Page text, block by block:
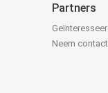
Partners
Neem